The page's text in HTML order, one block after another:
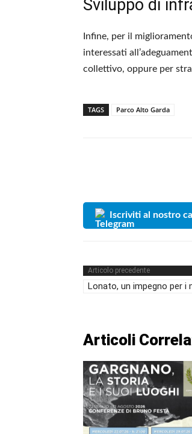
Sviluppo di
Infine, per il
interessati
collettivo, oppure per
TAGS Parco Alto Garda
Iscriviti al nostro
Articolo precedente
Lonato, un impegno per i
Articoli